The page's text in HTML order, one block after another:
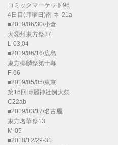
コミックマーケット96
4日目(月曜日)南 ネ-21a
■2019/06/30/小倉
大⑨州東方祭37
L-03,04
■2019/06/16/広島
東方椰麟祭第十幕
F-06
■2019/05/05/東京
第16回博麗神社例大祭
C22ab
■2019/03/17/名古屋
東方名華祭13
M-05
■2018/12/29-31